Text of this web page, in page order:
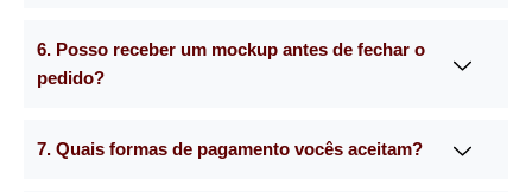
6. Posso receber um mockup antes de fechar o
pedido?
7. Quais formas de pagamento vocês aceitam?